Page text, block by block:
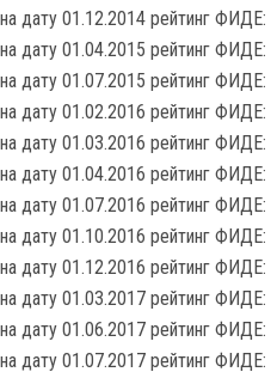
на дату 01.12.2014 рейтинг ФИДЕ:
на дату 01.04.2015 рейтинг ФИДЕ:
на дату 01.07.2015 рейтинг ФИДЕ:
на дату 01.02.2016 рейтинг ФИДЕ:
на дату 01.03.2016 рейтинг ФИДЕ:
на дату 01.04.2016 рейтинг ФИДЕ:
на дату 01.07.2016 рейтинг ФИДЕ:
на дату 01.10.2016 рейтинг ФИДЕ:
на дату 01.12.2016 рейтинг ФИДЕ:
на дату 01.03.2017 рейтинг ФИДЕ:
на дату 01.06.2017 рейтинг ФИДЕ:
на дату 01.07.2017 рейтинг ФИДЕ: